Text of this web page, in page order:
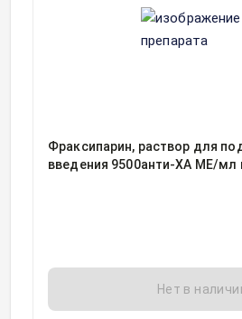
Фраксипарин, раствор для
введения 9500анти-ХА МЕ/мл
Нет в